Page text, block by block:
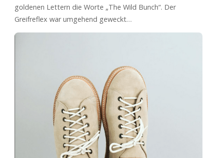
goldenen Lettern die Worte „The Wild Bunch“. Der
Greifreflex war umgehend geweckt…